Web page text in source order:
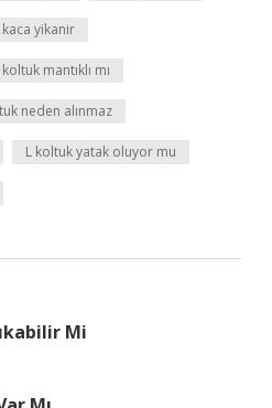
yikanir
koltuk mantıklı mı
neden alınmaz
L koltuk yatak oluyor mu
Mi